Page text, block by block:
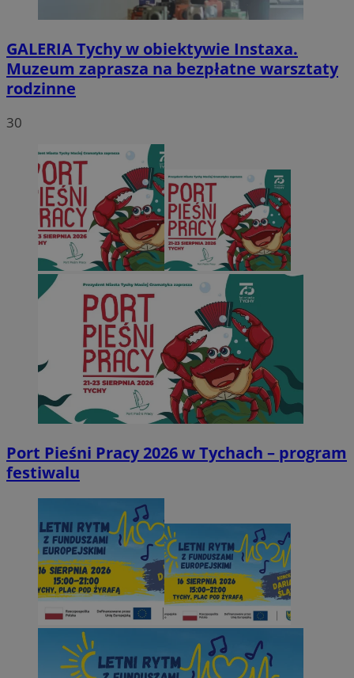
GALERIATychy w obiektywie Instaxa.
Muzeum zaprasza na bezpłatne warsztaty
rodzinne
30
Port Pieśni Pracy 2026 w Tychach – program
festiwalu